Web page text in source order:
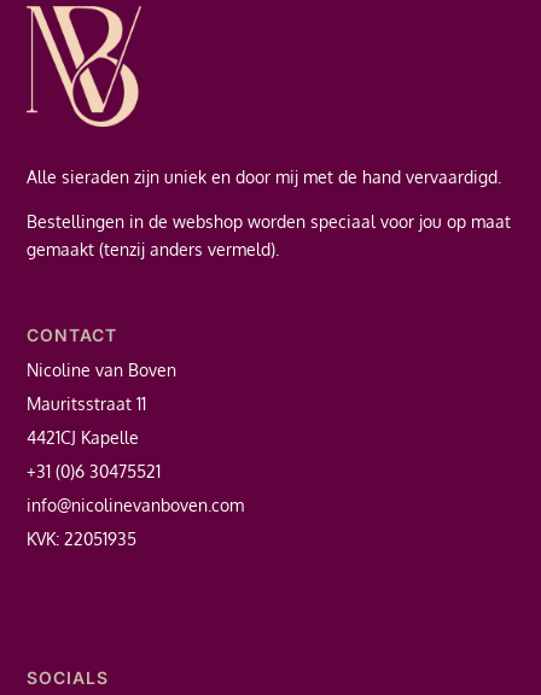
Alle sieraden zijn uniek en door mij met de hand vervaardigd.
Bestellingen in de webshop worden speciaal voor jou op maat
gemaakt (tenzij anders vermeld).
CONTACT
Nicoline van Boven
Mauritsstraat 11
4421CJ Kapelle
+31 (0)6 30475521
info@nicolinevanboven.com
KVK: 22051935
SOCIALS